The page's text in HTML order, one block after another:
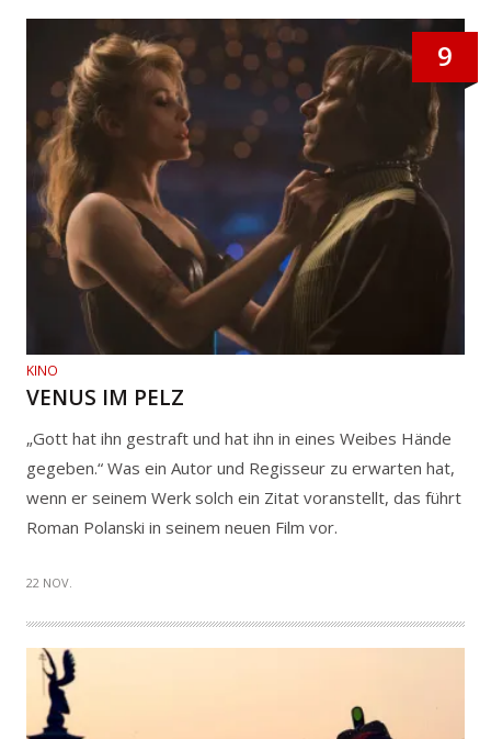
9
KINO
VENUS IM PELZ
„Gott hat ihn gestraft und hat ihn in eines Weibes Hände
gegeben.“ Was ein Autor und Regisseur zu erwarten hat,
wenn er seinem Werk solch ein Zitat voranstellt, das führt
Roman Polanski in seinem neuen Film vor.
22 NOV.